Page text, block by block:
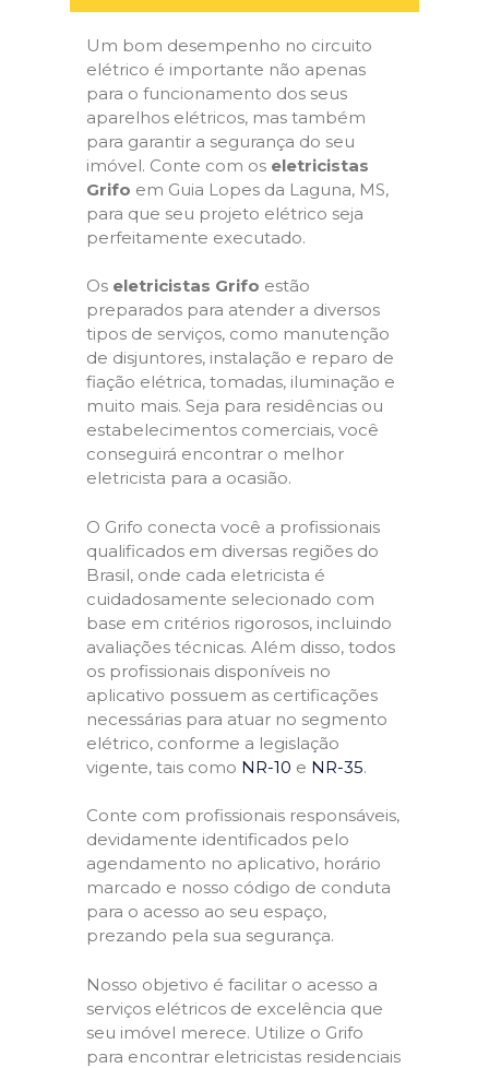
Um bom desempenho no circuito
elétrico é importante não apenas
para o funcionamento dos seus
aparelhos elétricos, mas também
para garantir a segurança do seu
imóvel. Conte com os eletricistas
Grifo em Guia Lopes da Laguna, MS,
para que seu projeto elétrico seja
perfeitamente executado.
Os eletricistas Grifo estão
preparados para atender a diversos
tipos de serviços, como manutenção
de disjuntores, instalação e reparo de
fiação elétrica, tomadas, iluminação e
muito mais. Seja para residências ou
estabelecimentos comerciais, você
conseguirá encontrar o melhor
eletricista para a ocasião.
O Grifo conecta você a profissionais
qualificados em diversas regiões do
Brasil, onde cada eletricista é
cuidadosamente selecionado com
base em critérios rigorosos, incluindo
avaliações técnicas. Além disso, todos
os profissionais disponíveis no
aplicativo possuem as certificações
necessárias para atuar no segmento
elétrico, conforme a legislação
vigente, tais como NR-10 e NR-35.
Conte com profissionais responsáveis,
devidamente identificados pelo
agendamento no aplicativo, horário
marcado e nosso código de conduta
para o acesso ao seu espaço,
prezando pela sua segurança.
Nosso objetivo é facilitar o acesso a
serviços elétricos de excelência que
seu imóvel merece. Utilize o Grifo
para encontrar eletricistas residenciais